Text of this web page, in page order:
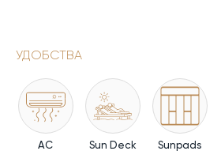
УДОБСТВА
AC Sun Deck Sunpads